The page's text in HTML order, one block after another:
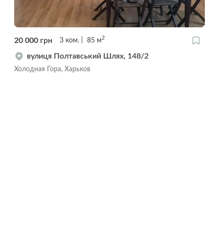
20 000 грн 3 ком. 85 м2
вулиця Полтавський Шлях, 148/2
Холодная Гора, Харьков